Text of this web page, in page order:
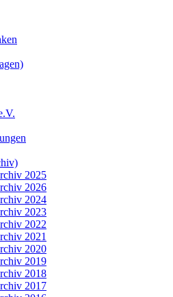
2025
2026
2024
2023
2022
2021
2020
2019
2018
2017